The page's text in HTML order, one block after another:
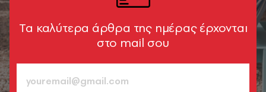
Tα καλύτερα άρθρα της ημέρας έρχονται
στο mail σου